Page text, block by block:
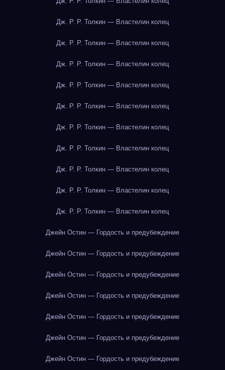
Дж. Р. Р. Толкин — Властелин колец
Дж. Р. Р. Толкин — Властелин колец
Дж. Р. Р. Толкин — Властелин колец
Дж. Р. Р. Толкин — Властелин колец
Дж. Р. Р. Толкин — Властелин колец
Дж. Р. Р. Толкин — Властелин колец
Дж. Р. Р. Толкин — Властелин колец
Дж. Р. Р. Толкин — Властелин колец
Дж. Р. Р. Толкин — Властелин колец
Дж. Р. Р. Толкин — Властелин колец
Джейн Остин — Гордость и предубеждение
Джейн Остин — Гордость и предубеждение
Джейн Остин — Гордость и предубеждение
Джейн Остин — Гордость и предубеждение
Джейн Остин — Гордость и предубеждение
Джейн Остин — Гордость и предубеждение
Джейн Остин — Гордость и предубеждение